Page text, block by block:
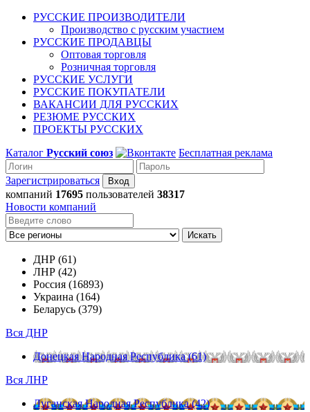
РУССКИЕ ПРОИЗВОДИТЕЛИ
Производство с русским участием
РУССКИЕ ПРОДАВЦЫ
Оптовая торговля
Розничная торговля
РУССКИЕ УСЛУГИ
РУССКИЕ ПОКУПАТЕЛИ
ВАКАНСИИ ДЛЯ РУССКИХ
РЕЗЮМЕ РУССКИХ
ПРОЕКТЫ РУССКИХ
Каталог Русский союз Бесплатная реклама
Зарегистрироваться
компаний 17695 пользователей 38317
Новости компаний
Искать
ДНР (61)
ЛНР (42)
Россия (16893)
Украина (164)
Беларусь (379)
Вся ДНР
Донецкая Народная Республика (61)
Вся ЛНР
Луганская Народная Республика (42)